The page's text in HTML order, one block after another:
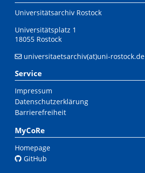
Universitätsarchiv Rostock
Universitätsplatz 1
18055 Rostock
universitaetsarchiv(at)uni-rostock.de
Service
Impressum
Datenschutzerklärung
Barrierefreiheit
MyCoRe
Homepage
GitHub